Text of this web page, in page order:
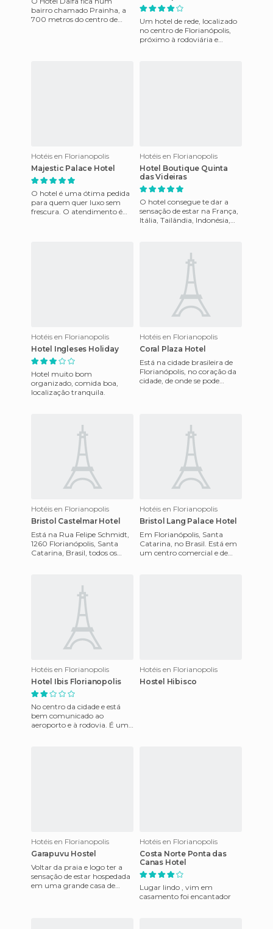
bairro chamado Prainha, a
700 metros do centro de
Um hotel de rede, localizado
no centro de Florianópolis,
próximo à rodoviária e
Hotéis en Florianopolis
Majestic Palace Hotel
O hotel é uma ótima pedida
para quem quer luxo sem
frescura. O atendimento é
Hotéis en Florianopolis
Hotel Boutique Quinta
das Videiras
O hotel consegue te dar a
sensação de estar na França,
Itália, Tailândia, Indonésia,
Hotéis en Florianopolis
Hotel Ingleses Holiday
Hotel muito bom
organizado, comida boa,
localização tranquila.
Hotéis en Florianopolis
Coral Plaza Hotel
Está na cidade brasileira de
Florianópolis, no coração da
cidade, de onde se pode
Hotéis en Florianopolis
Bristol Castelmar Hotel
Está na Rua Felipe Schmidt,
1260 Florianópolis, Santa
Catarina, Brasil, todos os
Hotéis en Florianopolis
Bristol Lang Palace Hotel
Em Florianópolis, Santa
Catarina, no Brasil. Está em
um centro comercial e de
Hotéis en Florianopolis
Hotel Ibis Florianopolis
No centro da cidade e está
bem comunicado ao
aeroporto e à rodovia. É uma
Hotéis en Florianopolis
Hostel Hibisco
Hotéis en Florianopolis
Garapuvu Hostel
Voltar da praia e logo ter a
sensação de estar hospedada
em uma grande casa de
Hotéis en Florianopolis
Costa Norte Ponta das
Canas Hotel
Lugar lindo , vim em
casamento foi encantador